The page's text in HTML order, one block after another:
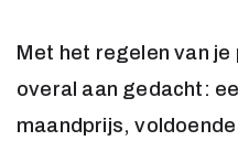
Met het regelen van
overal aan gedacht:
maandprijs,